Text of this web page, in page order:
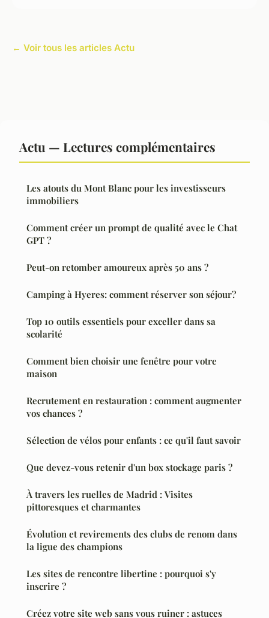
← Voir tous les articles Actu
Actu — Lectures complémentaires
Les atouts du Mont Blanc pour les investisseurs
immobiliers
Comment créer un prompt de qualité avec le Chat
GPT ?
Peut-on retomber amoureux après 50 ans ?
Camping à Hyeres: comment réserver son séjour?
Top 10 outils essentiels pour exceller dans sa
scolarité
Comment bien choisir une fenêtre pour votre
maison
Recrutement en restauration : comment augmenter
vos chances ?
Sélection de vélos pour enfants : ce qu'il faut savoir
Que devez-vous retenir d'un box stockage paris ?
À travers les ruelles de Madrid : Visites
pittoresques et charmantes
Évolution et revirements des clubs de renom dans
la ligue des champions
Les sites de rencontre libertine : pourquoi s'y
inscrire ?
Créez votre site web sans vous ruiner : astuces